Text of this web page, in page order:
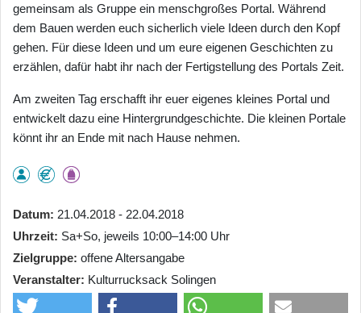
gemeinsam als Gruppe ein menschgroßes Portal. Während
dem Bauen werden euch sicherlich viele Ideen durch den Kopf
gehen. Für diese Ideen und um eure eigenen Geschichten zu
erzählen, dafür habt ihr nach der Fertigstellung des Portals Zeit.
Am zweiten Tag erschafft ihr euer eigenes kleines Portal und
entwickelt dazu eine Hintergrundgeschichte. Die kleinen Portale
könnt ihr an Ende mit nach Hause nehmen.
Datum 21.04.2018 - 22.04.2018
Uhrzeit Sa+So, jeweils 10:00–14:00 Uhr
Zielgruppe offene Altersangabe
Veranstalter Kulturrucksack Solingen